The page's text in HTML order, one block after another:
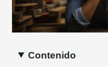
Contenido